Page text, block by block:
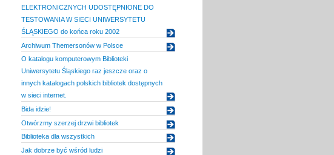
ELEKTRONICZNYCH UDOSTĘPNIONE DO
TESTOWANIA W SIECI UNIWERSYTETU
ŚLĄSKIEGO do końca roku 2002
Archiwum Themersonów w Polsce
O katalogu komputerowym Biblioteki
Uniwersytetu Śląskiego raz jeszcze oraz o
innych katalogach polskich bibliotek dostępnych
w sieci internet.
Bida idzie!
Otwórzmy szerzej drzwi bibliotek
Biblioteka dla wszystkich
Jak dobrze być wśród ludzi